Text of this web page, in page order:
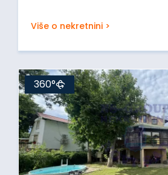
Više o nekretnini >
360°